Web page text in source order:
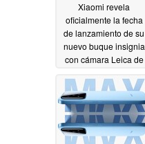
Xiaomi revela
oficialmente la fecha
de lanzamiento de su
nuevo buque insignia
con cámara Leica de